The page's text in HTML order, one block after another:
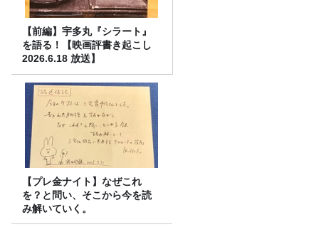
【前編】宇多丸『シラート』
を語る！【映画評書き起こし
2026.6.18 放送】
【プレ金ナイト】なぜこれ
を？と問い、そこから今を読
み解いていく。